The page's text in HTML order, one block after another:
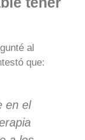
al
que:
en el